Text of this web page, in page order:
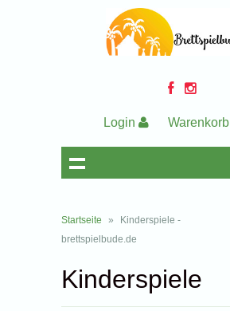
Login Warenkorb
Startseite »
Kinderspiele -
brettspielbude.de
Kinderspiele